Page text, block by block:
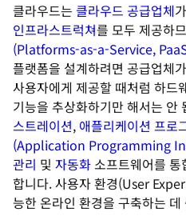
클라우드는 클라우드 공급업체
인프라스트럭쳐를 모두 제공하
(Platforms-as-a-Service,
플랫폼을 설계하려면 공급업체
사용자에게 제공할 때처럼 하드
기능을 추상화하기만 해서는 안
스트레이션, 애플리케이션 프로
(Application Programming
관리 및 자동화소프트웨어를
합니다. 사용자 환경(User
능한 온라인 환경을 구축하는 데